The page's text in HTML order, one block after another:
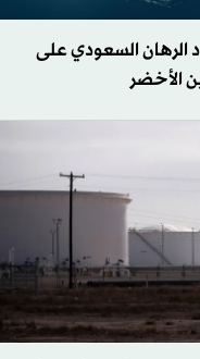
الرهان السعودي على
الأخضر